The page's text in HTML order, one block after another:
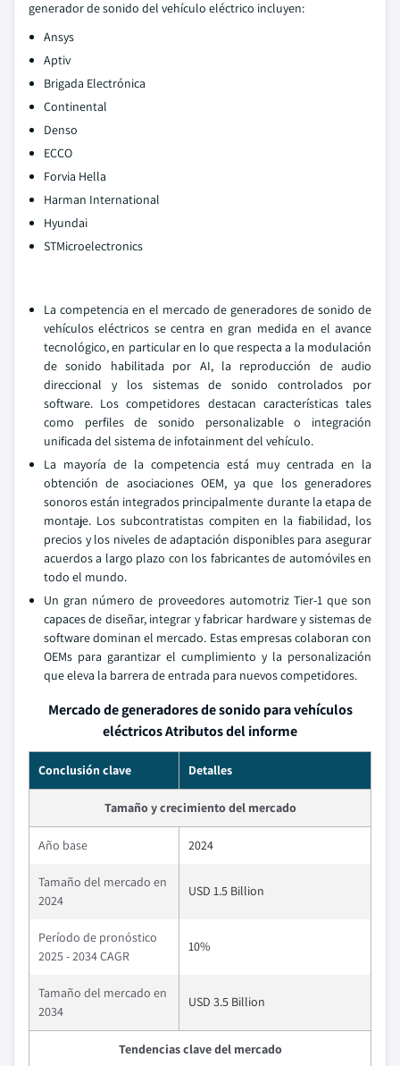
generador de sonido del vehículo eléctrico incluyen:
Ansys
Aptiv
Brigada Electrónica
Continental
Denso
ECCO
Forvia Hella
Harman International
Hyundai
STMicroelectronics
La competencia en el mercado de generadores de sonido de
vehículos eléctricos se centra en gran medida en el avance
tecnológico, en particular en lo que respecta a la modulación
de sonido habilitada por AI, la reproducción de audio
direccional y los sistemas de sonido controlados por
software. Los competidores destacan características tales
como perfiles de sonido personalizable o integración
unificada del sistema de infotainment del vehículo.
La mayoría de la competencia está muy centrada en la
obtención de asociaciones OEM, ya que los generadores
sonoros están integrados principalmente durante la etapa de
montaje. Los subcontratistas compiten en la fiabilidad, los
precios y los niveles de adaptación disponibles para asegurar
acuerdos a largo plazo con los fabricantes de automóviles en
todo el mundo.
Un gran número de proveedores automotriz Tier-1 que son
capaces de diseñar, integrar y fabricar hardware y sistemas de
software dominan el mercado. Estas empresas colaboran con
OEMs para garantizar el cumplimiento y la personalización
que eleva la barrera de entrada para nuevos competidores.
Mercado de generadores de sonido para vehículos
eléctricos Atributos del informe
Conclusión clave Detalles
Tamaño y crecimiento del mercado
Año base 2024
Tamaño del mercado en
2024
USD 1.5 Billion
Período de pronóstico
2025 - 2034 CAGR
10%
Tamaño del mercado en
2034
USD 3.5 Billion
Tendencias clave del mercado